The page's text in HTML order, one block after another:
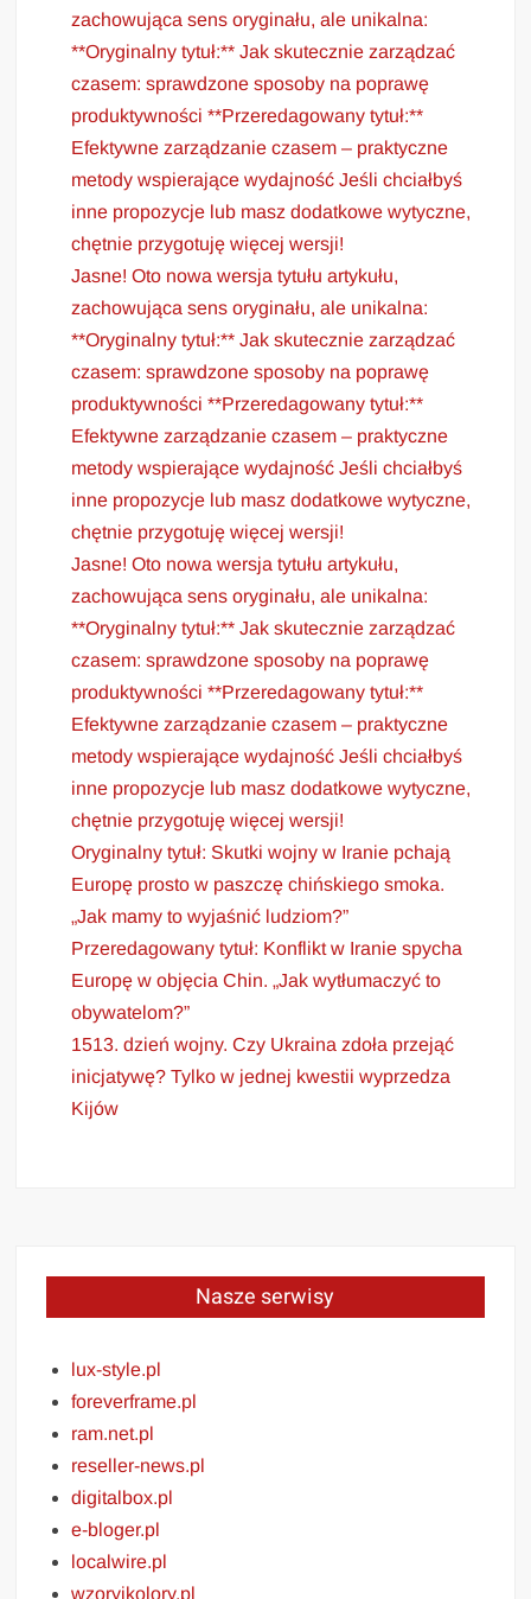
zachowująca sens oryginału, ale unikalna:
**Oryginalny tytuł:** Jak skutecznie zarządzać
czasem: sprawdzone sposoby na poprawę
produktywności **Przeredagowany tytuł:**
Efektywne zarządzanie czasem – praktyczne
metody wspierające wydajność Jeśli chciałbyś
inne propozycje lub masz dodatkowe wytyczne,
chętnie przygotuję więcej wersji!
Jasne! Oto nowa wersja tytułu artykułu,
zachowująca sens oryginału, ale unikalna:
**Oryginalny tytuł:** Jak skutecznie zarządzać
czasem: sprawdzone sposoby na poprawę
produktywności **Przeredagowany tytuł:**
Efektywne zarządzanie czasem – praktyczne
metody wspierające wydajność Jeśli chciałbyś
inne propozycje lub masz dodatkowe wytyczne,
chętnie przygotuję więcej wersji!
Jasne! Oto nowa wersja tytułu artykułu,
zachowująca sens oryginału, ale unikalna:
**Oryginalny tytuł:** Jak skutecznie zarządzać
czasem: sprawdzone sposoby na poprawę
produktywności **Przeredagowany tytuł:**
Efektywne zarządzanie czasem – praktyczne
metody wspierające wydajność Jeśli chciałbyś
inne propozycje lub masz dodatkowe wytyczne,
chętnie przygotuję więcej wersji!
Oryginalny tytuł: Skutki wojny w Iranie pchają
Europę prosto w paszczę chińskiego smoka.
„Jak mamy to wyjaśnić ludziom?”
Przeredagowany tytuł: Konflikt w Iranie spycha
Europę w objęcia Chin. „Jak wytłumaczyć to
obywatelom?”
1513. dzień wojny. Czy Ukraina zdoła przejąć
inicjatywę? Tylko w jednej kwestii wyprzedza
Kijów
Nasze serwisy
lux-style.pl
foreverframe.pl
ram.net.pl
reseller-news.pl
digitalbox.pl
e-bloger.pl
localwire.pl
wzoryikolory.pl